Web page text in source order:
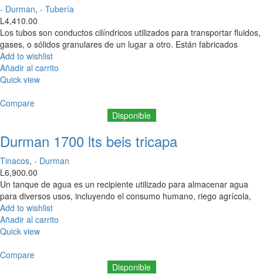
- Durman, - Tubería
L4,410.00
Los tubos son conductos cilíndricos utilizados para transportar fluidos,
gases, o sólidos granulares de un lugar a otro. Están fabricados
Add to wishlist
Añadir al carrito
Quick view
Compare
Disponible
Durman 1700 lts beis tricapa
Tinacos, - Durman
L6,900.00
Un tanque de agua es un recipiente utilizado para almacenar agua
para diversos usos, incluyendo el consumo humano, riego agrícola,
Add to wishlist
Añadir al carrito
Quick view
Compare
Disponible